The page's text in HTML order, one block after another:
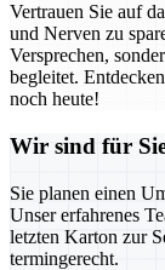
Vertrauen Sie auf
und Nerven zu
Versprechen,
begleitet.
noch heute!
Wir sind für
Sie planen einen
Unser erfahrenes
letzten Karton zur
termingerecht.